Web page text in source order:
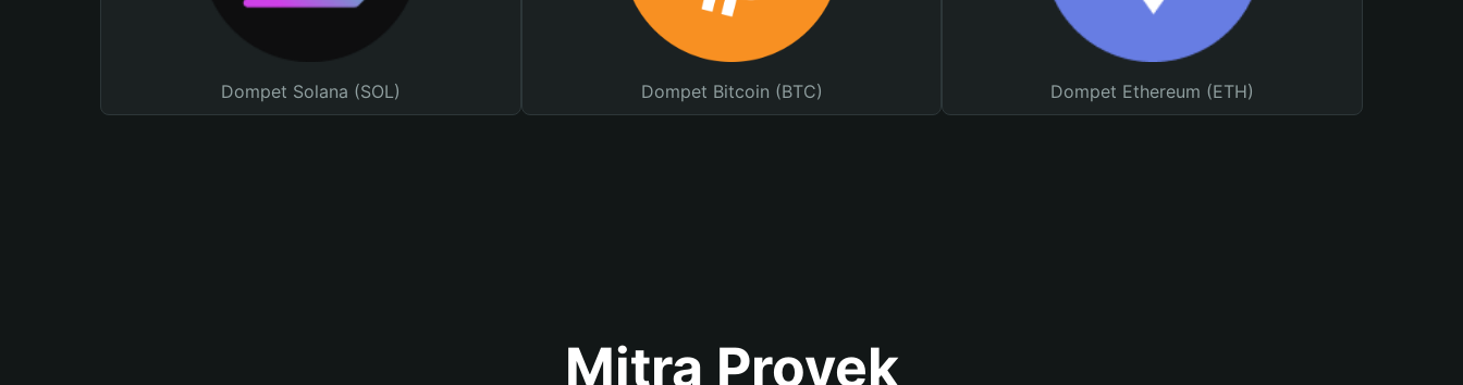
Dompet Solana (SOL) Dompet Bitcoin (BTC) Dompet Ethereum (ETH)
Mitra Proyek